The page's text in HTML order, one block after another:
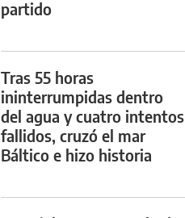
partido
Tras 55 horas
ininterrumpidas dentro
del agua y cuatro intentos
fallidos, cruzó el mar
Báltico e hizo historia